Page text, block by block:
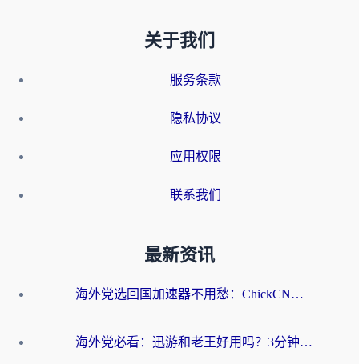
关于我们
服务条款
隐私协议
应用权限
联系我们
最新资讯
海外党选回国加速器不用愁：ChickCN和洞见哪个好？一篇搞定所有疑问
海外党必看：迅游和老王好用吗？3分钟选对加速国内网络的加速器